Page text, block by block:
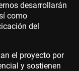
desarrollarán
como
del
el proyecto por
y sostienen